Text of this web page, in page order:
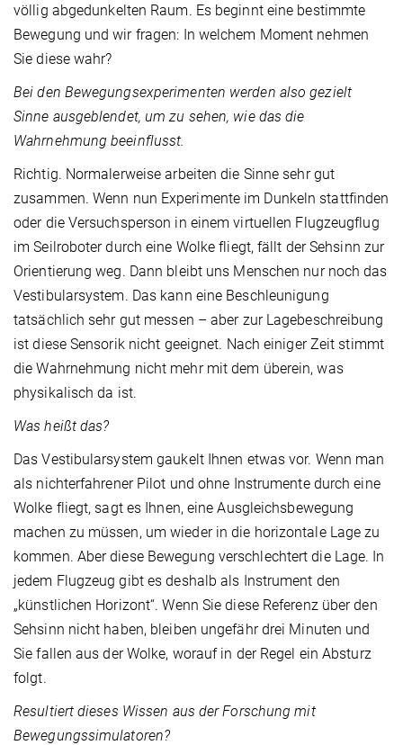
völlig abgedunkelten Raum. Es beginnt eine bestimmte
Bewegung und wir fragen: In welchem Moment nehmen
Sie diese wahr?
Bei den Bewegungsexperimenten werden also gezielt
Sinne ausgeblendet, um zu sehen, wie das die
Wahrnehmung beeinflusst.
Richtig. Normalerweise arbeiten die Sinne sehr gut
zusammen. Wenn nun Experimente im Dunkeln stattfinden
oder die Versuchsperson in einem virtuellen Flugzeugflug
im Seilroboter durch eine Wolke fliegt, fällt der Sehsinn zur
Orientierung weg. Dann bleibt uns Menschen nur noch das
Vestibularsystem. Das kann eine Beschleunigung
tatsächlich sehr gut messen – aber zur Lagebeschreibung
ist diese Sensorik nicht geeignet. Nach einiger Zeit stimmt
die Wahrnehmung nicht mehr mit dem überein, was
physikalisch da ist.
Was heißt das?
Das Vestibularsystem gaukelt Ihnen etwas vor. Wenn man
als nichterfahrener Pilot und ohne Instrumente durch eine
Wolke fliegt, sagt es Ihnen, eine Ausgleichsbewegung
machen zu müssen, um wieder in die horizontale Lage zu
kommen. Aber diese Bewegung verschlechtert die Lage. In
jedem Flugzeug gibt es deshalb als Instrument den
„künstlichen Horizont“. Wenn Sie diese Referenz über den
Sehsinn nicht haben, bleiben ungefähr drei Minuten und
Sie fallen aus der Wolke, worauf in der Regel ein Absturz
folgt.
Resultiert dieses Wissen aus der Forschung mit
Bewegungssimulatoren?